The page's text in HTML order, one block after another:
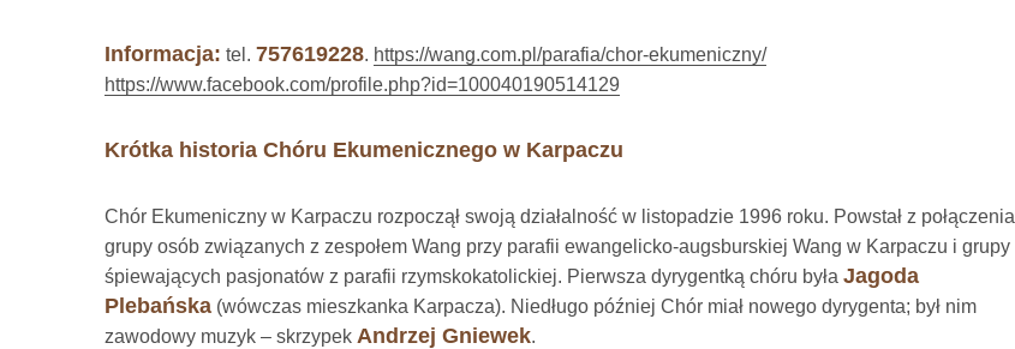
Informacja: tel. 757619228. https://wang.com.pl/parafia/chor-ekumeniczny/
https://www.facebook.com/profile.php?id=100040190514129
Krótka historia Chóru Ekumenicznego w Karpaczu
Chór Ekumeniczny w Karpaczu rozpoczął swoją działalność w listopadzie 1996 roku. Powstał z połączenia
grupy osób związanych z zespołem Wang przy parafii ewangelicko-augsburskiej Wang w Karpaczu i grupy
śpiewających pasjonatów z parafii rzymskokatolickiej. Pierwsza dyrygentką chóru była Jagoda
Plebańska (wówczas mieszkanka Karpacza). Niedługo później Chór miał nowego dyrygenta; był nim
zawodowy muzyk – skrzypek Andrzej Gniewek.